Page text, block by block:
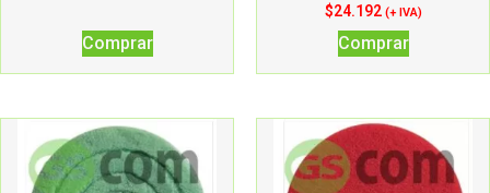
Comprar
$24.192 (+ IVA)
Comprar